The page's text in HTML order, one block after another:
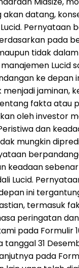
akan datang,
Pernyataan
pada
tidak
Lucid
ke depan
jaminan,
fakta atau
oleh investor
dan
mungkin
keadaan
Lucid.
ini
termasuk
peringatan
pada Formulir
31
pada